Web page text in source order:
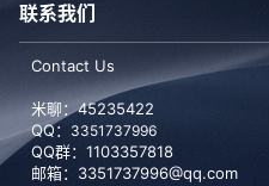
联系我们
Contact Us
米聊：45235422
QQ： 3351737996
QQ群：1103357818
邮箱：3351737996@qq.com